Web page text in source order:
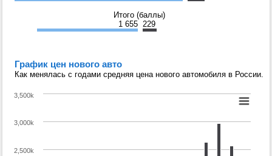
Итого (баллы)
1 655 229
График цен нового авто
Как менялась с годами средняя цена нового автомобиля в России.
2,500k
3,000k
3,500k